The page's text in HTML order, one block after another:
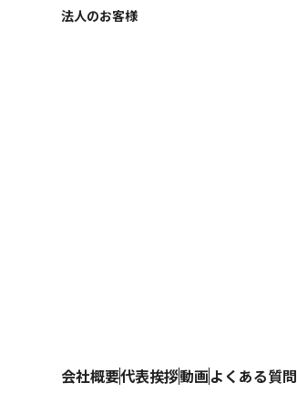
法人のお客様
会社概要代表挨拶動画よくある質問